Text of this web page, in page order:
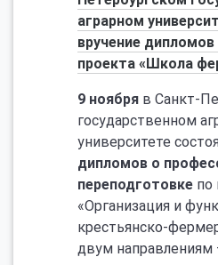
аграрном
вручение
проекта «Школа
9 ноября в Санкт-
государственном
университете
дипломов о
переподготовке по
«Организация и
крестьянско-
двум направлениям